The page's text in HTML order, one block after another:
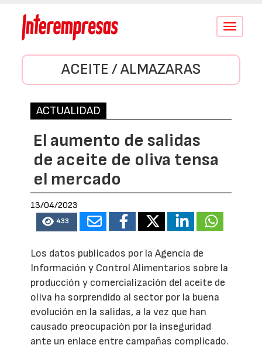
Conmutar
ACEITE / ALMAZARAS
ACTUALIDAD
El aumento de salidas
de aceite de oliva tensa
el mercado
13/04/2023
433
Los datos publicados por la Agencia de
Información y Control Alimentarios sobre la
producción y comercialización del aceite de
oliva ha sorprendido al sector por la buena
evolución en la salidas, a la vez que han
causado preocupación por la inseguridad
ante un enlace entre campañas complicado.